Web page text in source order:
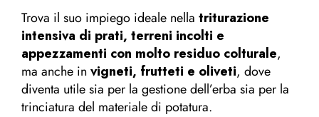
Trova il suo impiego ideale nella triturazione
intensiva di prati, terreni incolti e
appezzamenti con molto residuo colturale,
ma anche in vigneti, frutteti e oliveti, dove
diventa utile sia per la gestione dell’erba sia per la
trinciatura del materiale di potatura.